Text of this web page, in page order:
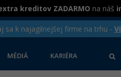
kreditov ZADARMO na náš
sa k najagilnejšej firme na trhu -
MÉDIÁ KARIÉRA